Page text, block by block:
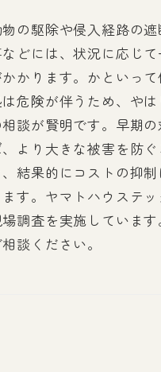
物の駆除や侵入経路の
どには、状況に応じ
かかります。かといっ
危険が伴うため、や
相談が賢明です。早期
、より大きな被害を防
、結果的にコストの抑
ます。ヤマトハウステ
場調査を実施していま
相談ください。